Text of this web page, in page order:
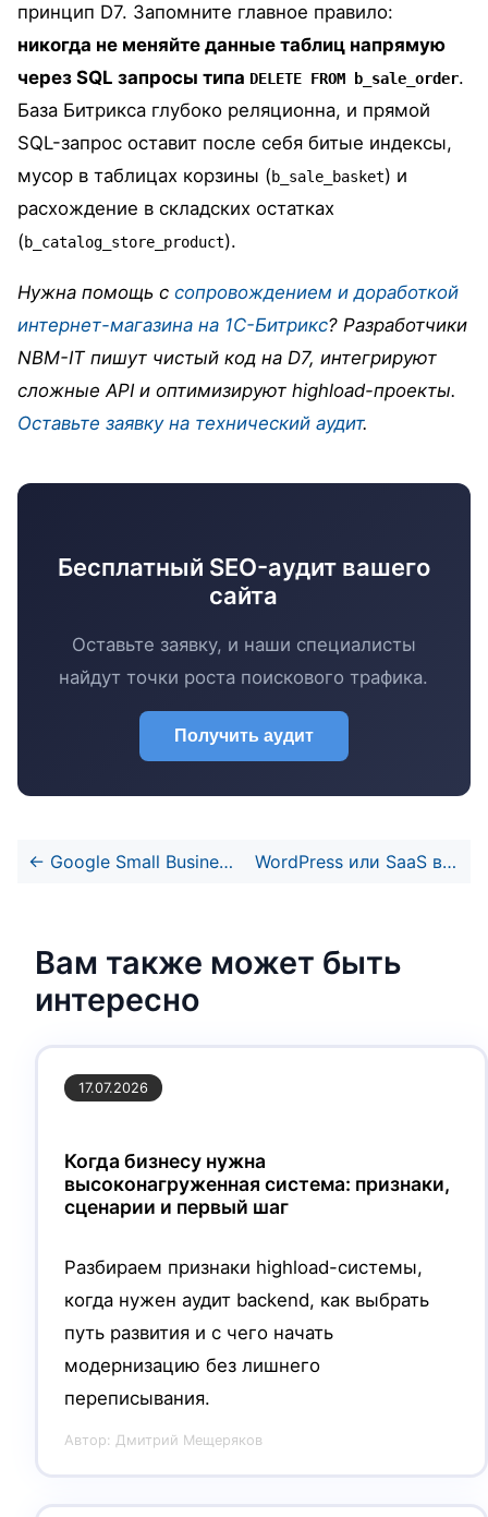
принцип D7. Запомните главное правило:
никогда не меняйте данные таблиц напрямую
через SQL запросы типа DELETE FROM b_sale_order.
База Битрикса глубоко реляционна, и прямой
SQL-запрос оставит после себя битые индексы,
мусор в таблицах корзины (b_sale_basket) и
расхождение в складских остатках
(b_catalog_store_product).
Нужна помощь с сопровождением и доработкой
интернет-магазина на 1С-Битрикс? Разработчики
NBM-IT пишут чистый код на D7, интегрируют
сложные API и оптимизируют highload-проекты.
Оставьте заявку на технический аудит.
Бесплатный SEO-аудит вашего
сайта
Оставьте заявку, и наши специалисты
найдут точки роста поискового трафика.
Получить аудит
← Google Small Business Resource Hub: Что внутри новой экосистемы для предпринимателей WordPress или SaaS в 2025 году: что выбрать для запуска бизнеса
Вам также может быть
интересно
17.07.2026
Когда бизнесу нужна
высоконагруженная система: признаки,
сценарии и первый шаг
Разбираем признаки highload-системы,
когда нужен аудит backend, как выбрать
путь развития и с чего начать
модернизацию без лишнего
переписывания.
Автор: Дмитрий Мещеряков